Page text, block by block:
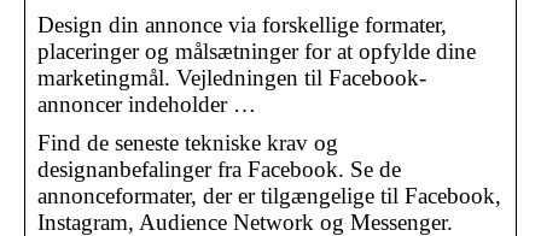
Design din annonce via forskellige formater,
placeringer og målsætninger for at opfylde dine
marketingmål. Vejledningen til Facebook-
annoncer indeholder …
Find de seneste tekniske krav og
designanbefalinger fra Facebook. Se de
annonceformater, der er tilgængelige til Facebook,
Instagram, Audience Network og Messenger.